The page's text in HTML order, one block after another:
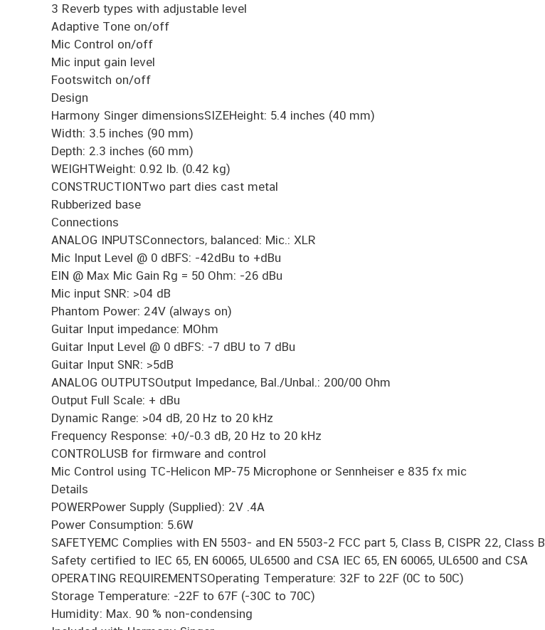
3 Reverb types with adjustable level
Adaptive Tone on/off
Mic Control on/off
Mic input gain level
Footswitch on/off
Design
Harmony Singer dimensionsSIZEHeight: 5.4 inches (40 mm)
Width: 3.5 inches (90 mm)
Depth: 2.3 inches (60 mm)
WEIGHTWeight: 0.92 lb. (0.42 kg)
CONSTRUCTIONTwo part dies cast metal
Rubberized base
Connections
ANALOG INPUTSConnectors, balanced: Mic.: XLR
Mic Input Level @ 0 dBFS: -42dBu to +dBu
EIN @ Max Mic Gain Rg = 50 Ohm: -26 dBu
Mic input SNR: >04 dB
Phantom Power: 24V (always on)
Guitar Input impedance: MOhm
Guitar Input Level @ 0 dBFS: -7 dBU to 7 dBu
Guitar Input SNR: >5dB
ANALOG OUTPUTSOutput Impedance, Bal./Unbal.: 200/00 Ohm
Output Full Scale: + dBu
Dynamic Range: >04 dB, 20 Hz to 20 kHz
Frequency Response: +0/-0.3 dB, 20 Hz to 20 kHz
CONTROLUSB for firmware and control
Mic Control using TC-Helicon MP-75 Microphone or Sennheiser e 835 fx mic
Details
POWERPower Supply (Supplied): 2V .4A
Power Consumption: 5.6W
SAFETYEMC Complies with EN 5503- and EN 5503-2 FCC part 5, Class B, CISPR 22, Class B
Safety certified to IEC 65, EN 60065, UL6500 and CSA IEC 65, EN 60065, UL6500 and CSA
OPERATING REQUIREMENTSOperating Temperature: 32F to 22F (0C to 50C)
Storage Temperature: -22F to 67F (-30C to 70C)
Humidity: Max. 90 % non-condensing